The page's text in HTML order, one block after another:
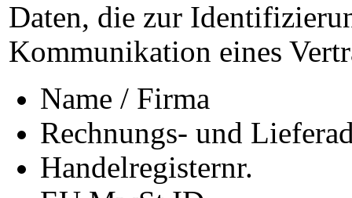
Daten, die zur
Kommunikation eines
Name / Firma
Rechnungs- und
Handelregisternr.